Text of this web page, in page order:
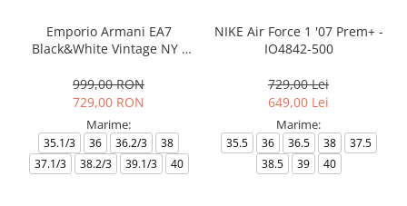
Emporio Armani EA7
Black&White Vintage NY -
999,00 RON
729,00 RON
Marime:
35.1/3 36 36.2/3
38
37.1/3
38.2/3 39.1/3 40
NIKE Air Force 1 '07 Prem+ -
IO4842-500
729,00 Lei
649,00 Lei
Marime:
35.5 36 36.5 38
37.5
38.5
39 40